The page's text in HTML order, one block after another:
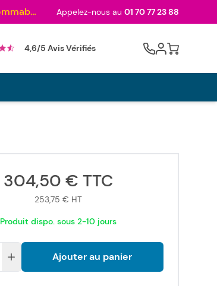
Au palmarès des meilleurs sites en 2024 et sacré n°1 en 2022 et 2023 ! ( Catégorie consommables) Appelez-nous au 01 70 77 23 88
4,6/5 Avis Vérifiés Cart
304,50 € TTC
253,75 € HT
Produit dispo. sous 2-10 jours
Ajouter au panier